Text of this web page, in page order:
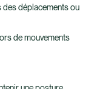
des déplacements ou
de mouvements